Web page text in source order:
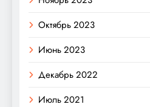
Октябрь 2023
Июнь 2023
Декабрь 2022
Июль 2021